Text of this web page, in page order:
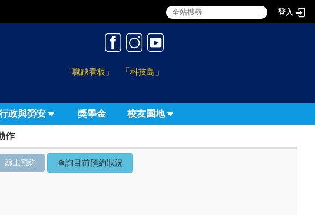
登入
「職缺看板」 「科技島 」
政與勞安 獎學金
校友園地
作
線上預約 查詢目前預約狀況